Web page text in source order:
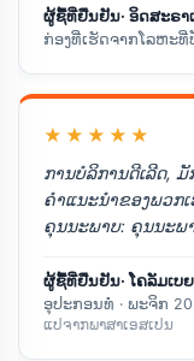
ຜູ້ຊື້ທີ່ຢືນຢັນ· ອິດສະຣາ
ກ່ອງທີ່ເຮັດຈາກໂລຫະທີ່
★★★★★
ການບໍລິການດີເລີດ,
ຄຳແນະນຳຂອງພວກ
ຄຸນນະພາບ: ຄຸນນະພ
ຜູ້ຊື້ທີ່ຢືນຢັນ· ໂຄລັມເບຍ
ອຸປະກອນທໍ່ · ພະຈິກ
ແປຈາກພາສາເອສເປນ